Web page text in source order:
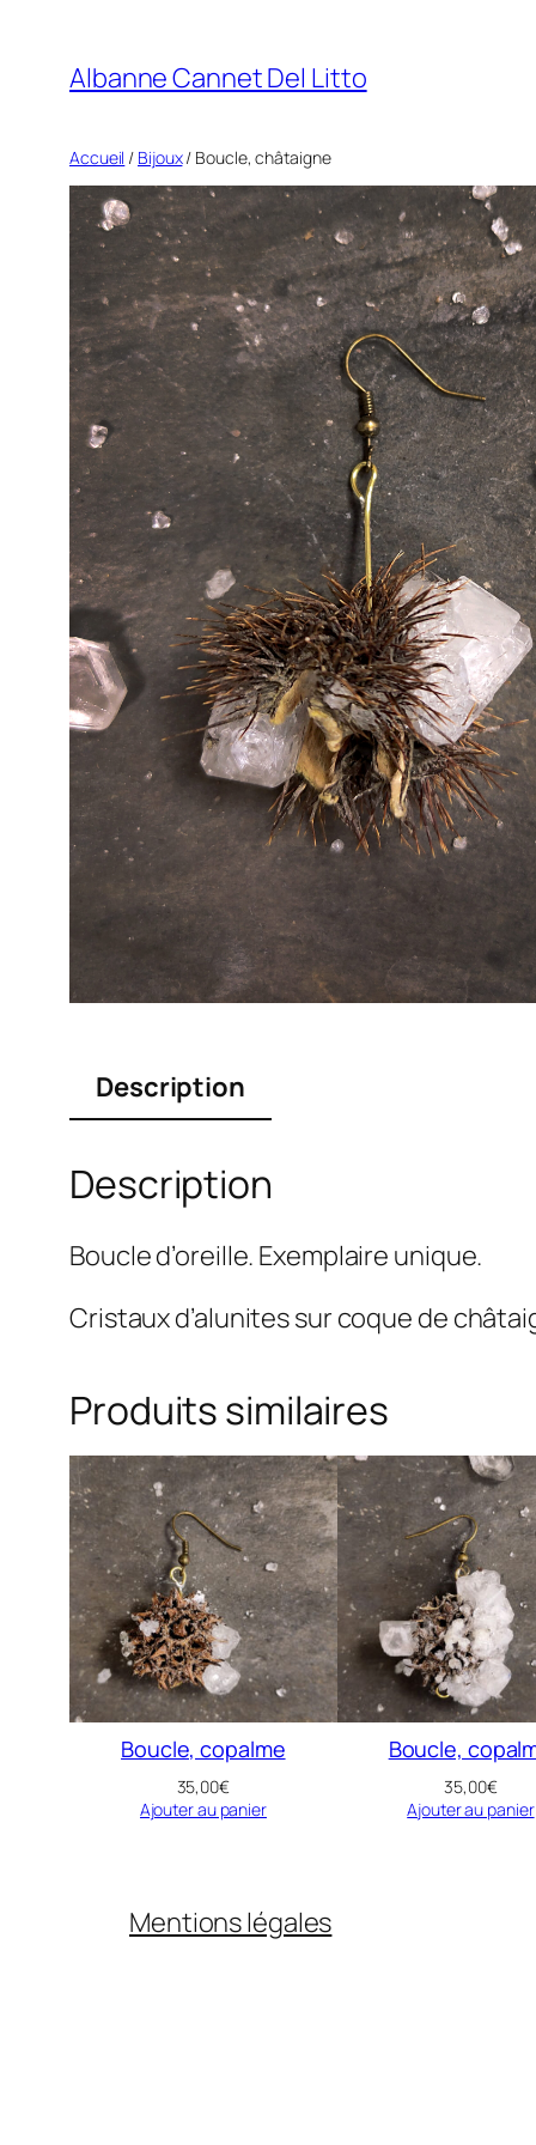
contenu
Albanne Cannet Del Litto
Accueil / Bijoux/ Boucle, châtaigne
Description
Description
Boucle d’oreille. Exemplaire unique.
Cristaux d’alunites sur coque de
Produits similaires
Boucle, copalme
35,00€
Ajouter au panier
Boucle,
35,00€
Ajouter au panier
Mentions légales